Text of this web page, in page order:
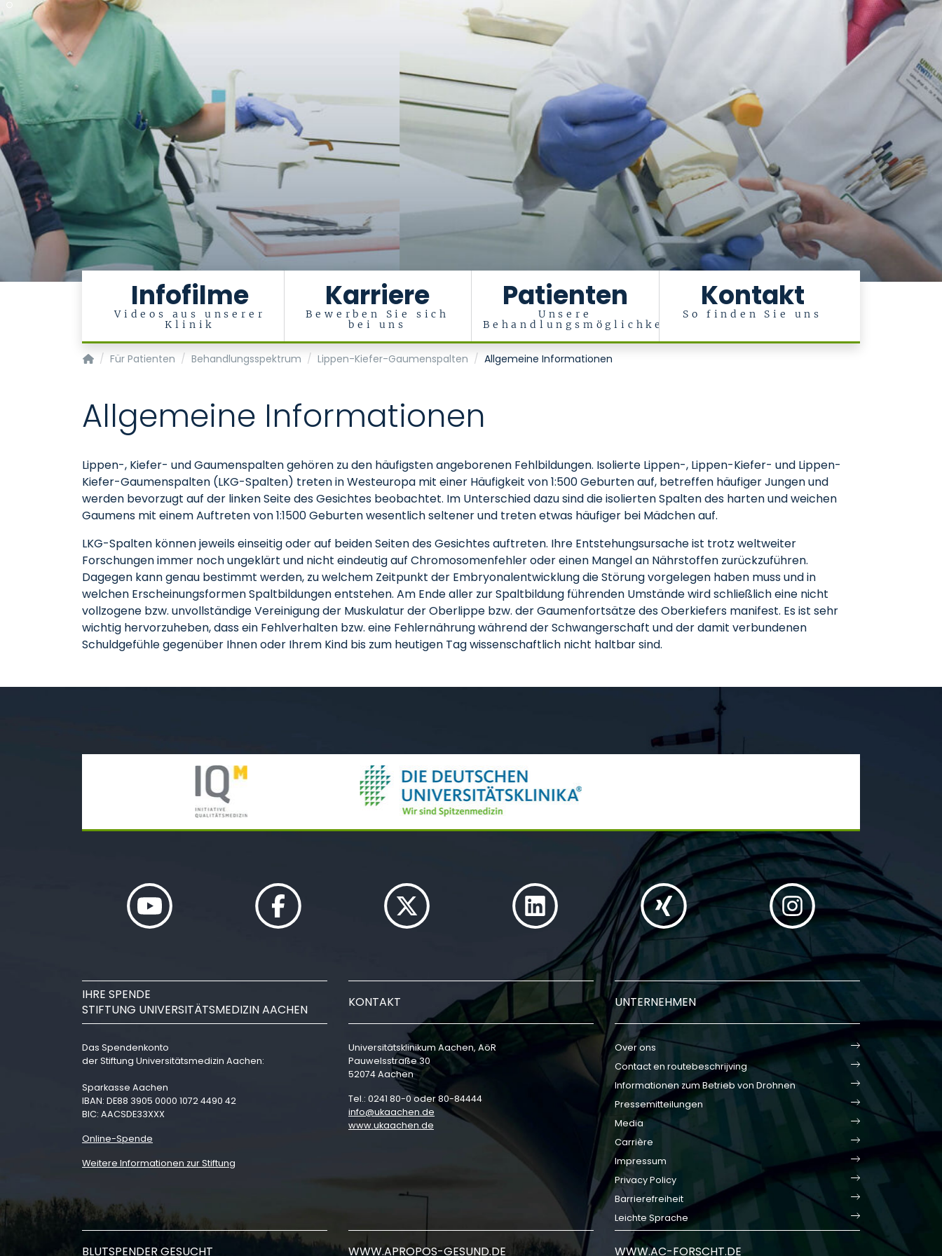
Infofilme
Videos aus unserer
Klinik
Karriere
Bewerben Sie sich
bei uns
Patienten
Unsere
Behandlungsmöglichkeiten
Kontakt
So finden Sie uns
Klinik und Poliklinik für Mund-, Kiefer- und Gesichtschirurgie
Für Patienten Behandlungsspektrum Lippen-Kiefer-Gaumenspalten Allgemeine Informationen
Allgemeine Informationen
Lippen-, Kiefer- und Gaumenspalten gehören zu den häufigsten angeborenen Fehlbildungen. Isolierte Lippen-, Lippen-Kiefer- und Lippen-
Kiefer-Gaumenspalten (LKG-Spalten) treten in Westeuropa mit einer Häufigkeit von 1:500 Geburten auf, betreffen häufiger Jungen und
werden bevorzugt auf der linken Seite des Gesichtes beobachtet. Im Unterschied dazu sind die isolierten Spalten des harten und weichen
Gaumens mit einem Auftreten von 1:1500 Geburten wesentlich seltener und treten etwas häufiger bei Mädchen auf.
LKG-Spalten können jeweils einseitig oder auf beiden Seiten des Gesichtes auftreten. Ihre Entstehungsursache ist trotz weltweiter
Forschungen immer noch ungeklärt und nicht eindeutig auf Chromosomenfehler oder einen Mangel an Nährstoffen zurückzuführen.
Dagegen kann genau bestimmt werden, zu welchem Zeitpunkt der Embryonalentwicklung die Störung vorgelegen haben muss und in
welchen Erscheinungsformen Spaltbildungen entstehen. Am Ende aller zur Spaltbildung führenden Umstände wird schließlich eine nicht
vollzogene bzw. unvollständige Vereinigung der Muskulatur der Oberlippe bzw. der Gaumenfortsätze des Oberkiefers manifest. Es ist sehr
wichtig hervorzuheben, dass ein Fehlverhalten bzw. eine Fehlernährung während der Schwangerschaft und der damit verbundenen
Schuldgefühle gegenüber Ihnen oder Ihrem Kind bis zum heutigen Tag wissenschaftlich nicht haltbar sind.
IHRE SPENDE
STIFTUNG UNIVERSITÄTSMEDIZIN AACHEN
Das Spendenkonto
der Stiftung Universitätsmedizin Aachen:
Sparkasse Aachen
IBAN: DE88 3905 0000 1072 4490 42
BIC: AACSDE33XXX
Online-Spende
Weitere Informationen zur Stiftung
KONTAKT
Universitätsklinikum Aachen, AöR
Pauwelsstraße 30
52074 Aachen
Tel.: 0241 80-0 oder 80-84444
info
ukaachen de
www.ukaachen.de
UNTERNEHMEN
Over ons
Contact en routebeschrijving
Informationen zum Betrieb von Drohnen
Pressemitteilungen
Media
Carrière
Impressum
Privacy Policy
Barrierefreiheit
Leichte Sprache
BLUTSPENDER GESUCHT WWW.APROPOS-GESUND.DE WWW.AC-FORSCHT.DE